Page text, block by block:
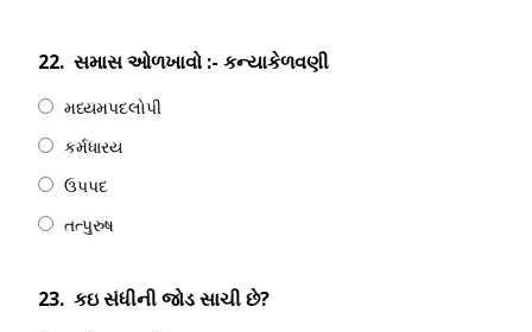
22. સમાસ ઓળખાવો :- કન્યાકેળવણી
મધ્યમપદલોપી
કર્મધારય
ઉપપદ
તત્પુરુષ
23. કઇ સંધીની જોડ સાચી છે?